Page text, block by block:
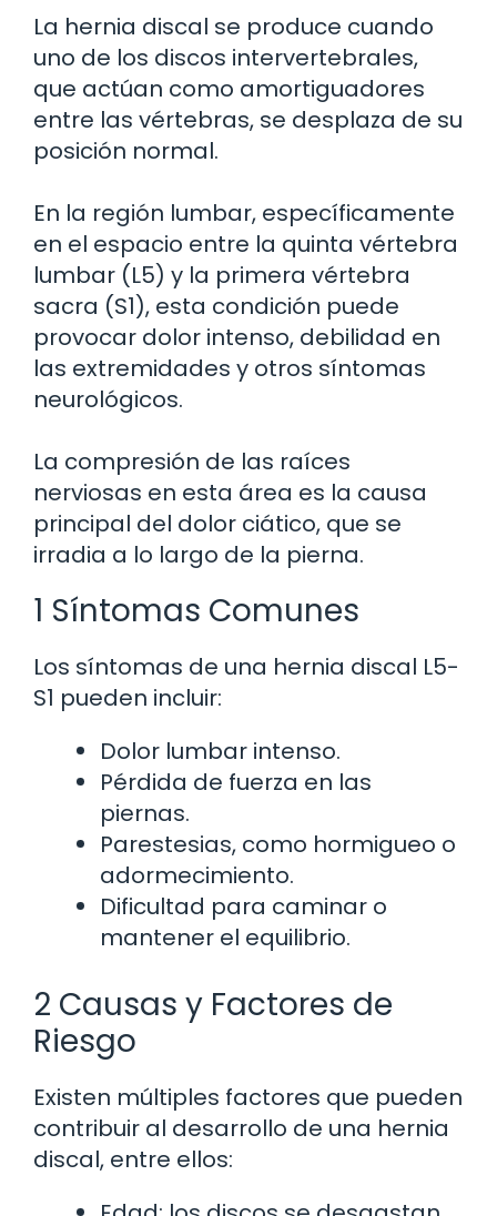
La hernia discal se produce cuando
uno de los discos intervertebrales,
que actúan como amortiguadores
entre las vértebras, se desplaza de su
posición normal.
En la región lumbar, específicamente
en el espacio entre la quinta vértebra
lumbar (L5) y la primera vértebra
sacra (S1), esta condición puede
provocar dolor intenso, debilidad en
las extremidades y otros síntomas
neurológicos.
La compresión de las raíces
nerviosas en esta área es la causa
principal del dolor ciático, que se
irradia a lo largo de la pierna.
1 Síntomas Comunes
Los síntomas de una hernia discal L5-
S1 pueden incluir:
Dolor lumbar intenso.
Pérdida de fuerza en las
piernas.
Parestesias, como hormigueo o
adormecimiento.
Dificultad para caminar o
mantener el equilibrio.
2 Causas y Factores de
Riesgo
Existen múltiples factores que pueden
contribuir al desarrollo de una hernia
discal, entre ellos: